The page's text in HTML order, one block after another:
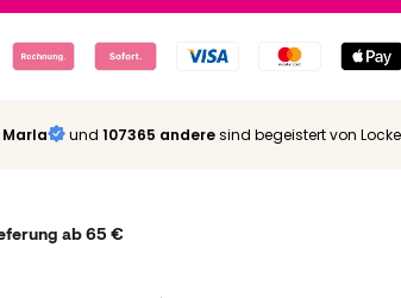
Marla und 107365 anderesind begeistert von
ab 65 €